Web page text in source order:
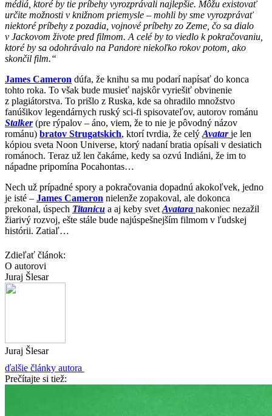
médiá, ktoré by tie príbehy vyrozprávali najlepšie. Môžu existovať
určite možnosti v knižnom priemysle – mohli by sme vyrozprávať
niektoré príbehy z pozadia, vojnové príbehy zo Zeme, čo sa dialo
v Jackovom živote pred filmom. A celé by to viedlo k pokračovaniu,
ktoré by sa odohrávalo na Pandore niekoľko rokov potom, ako
skončil film.“
James Cameron dúfa, že knihu sa mu podarí napísať do konca
tohto roka. To však bude musieť najskôr vyriešiť obvinenie
z plagiátorstva. To prišlo z Ruska, kde sa ohradilo množstvo
fanúšikov legendárnych ruský sci-fi spisovateľov, autorov románu
Stalker (pre rýpalov – áno, viem, že to nie je pôvodný názov
románu) bratov Strugatskich, ktorí tvrdia, že celý Avatar je len
kópiou sveta Noon Universe, ktorý nadaní bratia opísali v desiatich
románoch. Teraz už len čakáme, kedy sa ozvú Indiáni, že im to
nápadne pripomína Pocahontas…
Nech už prípadné spory a pokračovania dopadnú akokoľvek, jedno
je isté – James Cameron nielenže zopakoval, ale dokonca
prekonal, úspech Titanicu a aj keby svet Avatara nakoniec nezažil
žiarivý rozvoj, ešte stále bude najúspešnejším filmom v ľudskej
histórii. Zatiaľ…
Zdieľať článok:
O autorovi
Juraj Šlesar
Juraj Šlesar
ďalšie články autora
Prečítajte si tiež: